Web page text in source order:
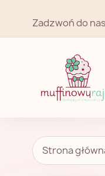
Zadzwoń do
Strona